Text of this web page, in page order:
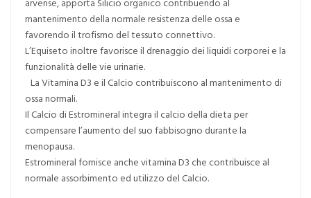
mantenimento della normale resistenza delle ossa e
favorendo il trofismo del tessuto connettivo.
L’Equiseto inoltre favorisce il drenaggio dei liquidi corporei e la
funzionalità delle vie urinarie.
La Vitamina D3 e il Calcio contribuiscono al mantenimento di
ossa normali.
Il Calcio di Estromineral integra il calcio della dieta per
compensare l’aumento del suo fabbisogno durante la
menopausa.
Estromineral fornisce anche vitamina D3 che contribuisce al
normale assorbimento ed utilizzo del Calcio.